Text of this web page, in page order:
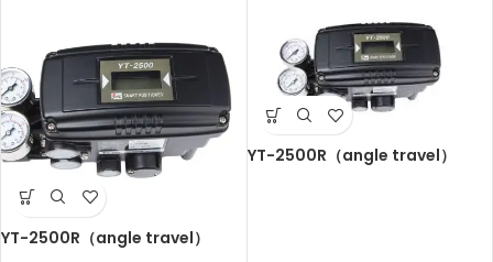
YT-2500R（angle travel）
YT-2500R（angle travel）